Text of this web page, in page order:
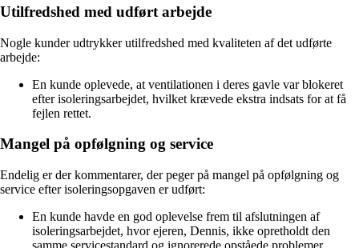
Utilfredshed med udført arbejde
Nogle kunder udtrykker utilfredshed med kvaliteten af det udførte
arbejde:
En kunde oplevede, at ventilationen i deres gavle var blokeret
efter isoleringsarbejdet, hvilket krævede ekstra indsats for at få
fejlen rettet.
Mangel på opfølgning og service
Endelig er der kommentarer, der peger på mangel på opfølgning og
service efter isoleringsopgaven er udført:
En kunde havde en god oplevelse frem til afslutningen af
isoleringsarbejdet, hvor ejeren, Dennis, ikke opretholdt den
samme servicestandard og ignorerede opståede problemer.